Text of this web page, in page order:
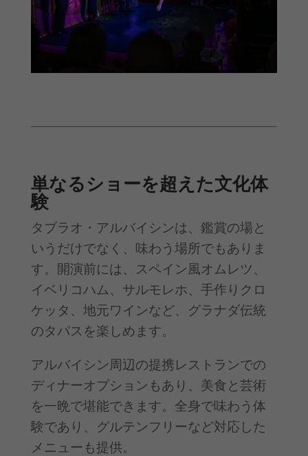
単なるショーを超えた文化体
験
タブラオ・アルバイシンは、鑑賞の場と
いうだけでなく、味わう場所でもありま
す。開演前には、スペイン風オムレツ、
イベリコハム、サルモレホ、手作りクロ
ケッタ、地元ワインなど、グラナダ伝統
のタパスを楽しめます。
アルバイシン周辺の提携レストランでの
ディナーオプションもあり、美食と芸術
を一晩で堪能できます。全身で味わう体
験であり、グルテンフリーなど対応した
メニューも提供。